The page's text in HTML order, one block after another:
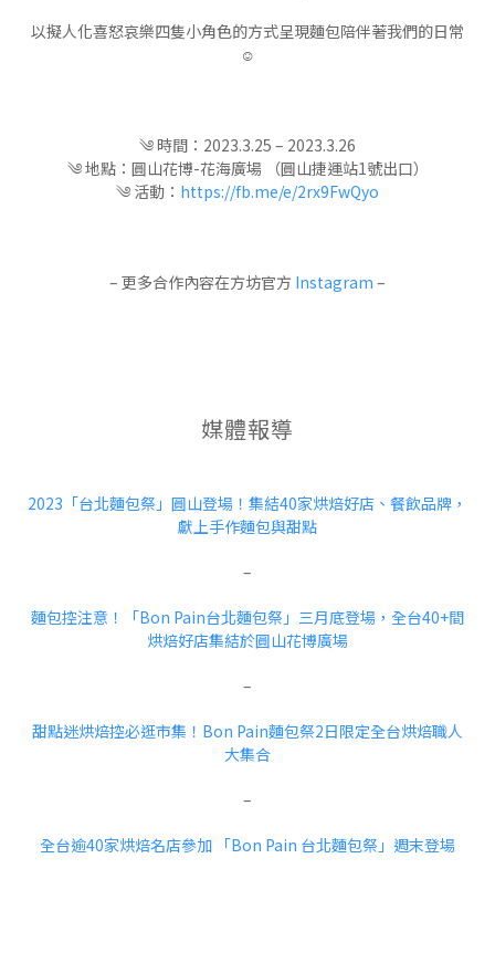
以擬人化喜怒哀樂四隻小角色的方式呈現麵包陪伴著我們的日常
☺️
༄ 時間：2023.3.25 – 2023.3.26
༄ 地點：圓山花博-花海廣場 （圓山捷運站1號出口）
༄ 活動 ： https://fb.me/e/2rx9FwQyo
– 更多合作內容在方坊官方 Instagram –
媒體報導
2023「台北麵包祭」圓山登場！集結40家烘焙好店、餐飲品牌，
獻上手作麵包與甜點
–
麵包控注意！「Bon Pain台北麵包祭」三月底登場，全台40+間
烘焙好店集結於圓山花博廣場
–
甜點迷烘焙控必逛市集！Bon Pain麵包祭2日限定全台烘焙職人
大集合
–
全台逾40家烘焙名店參加 「Bon Pain 台北麵包祭」週末登場